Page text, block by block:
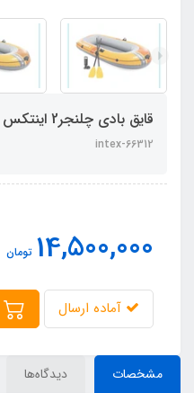
قایق بادی چلنجر2 اینتکس جدید کد66312
intex-66312
14,500,000 تومان
آماده ارسال
مشخصات دیدگاه‌ها